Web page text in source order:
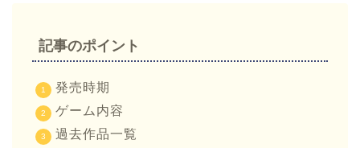
記事のポイント
発売時期
ゲーム内容
過去作品一覧